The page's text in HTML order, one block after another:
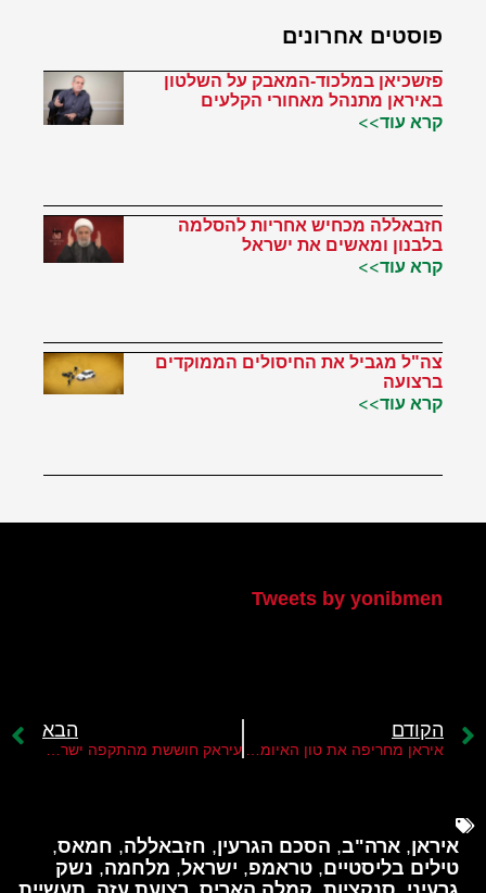
פוסטים אחרונים
פזשכיאן במלכוד-המאבק על השלטון
באיראן מתנהל מאחורי הקלעים
קרא עוד>>
חזבאללה מכחיש אחריות להסלמה
בלבנון ומאשים את ישראל
קרא עוד>>
צה"ל מגביל את החיסולים הממוקדים
ברצועה
קרא עוד>>
Tweets by yonibmen
הקודם הבא
איראן, ארה"ב, הסכם הגרעין, חזבאללה, חמאס,
טילים בליסטיים, טראמפ, ישראל, מלחמה, נשק